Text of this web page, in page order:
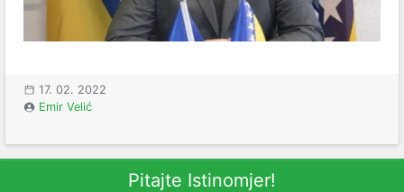
17. 02. 2022
Emir Velić
Pitajte Istinomjer!